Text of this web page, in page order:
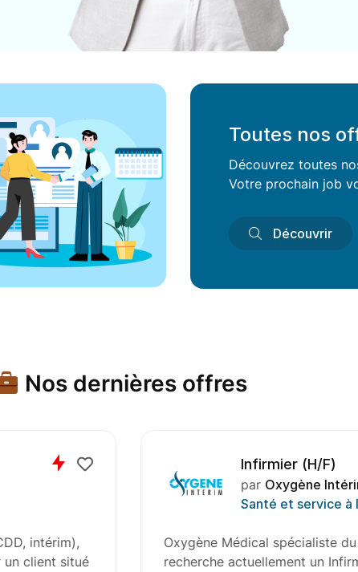
Toutes nos
Découvrez toutes
Votre prochain job
Découvrir
Nos dernières offres
intérim),
client situé
Infirmier (H/F)
parOxygène
Santé et service à
Oxygène Médical spécialiste
recherche actuellement un